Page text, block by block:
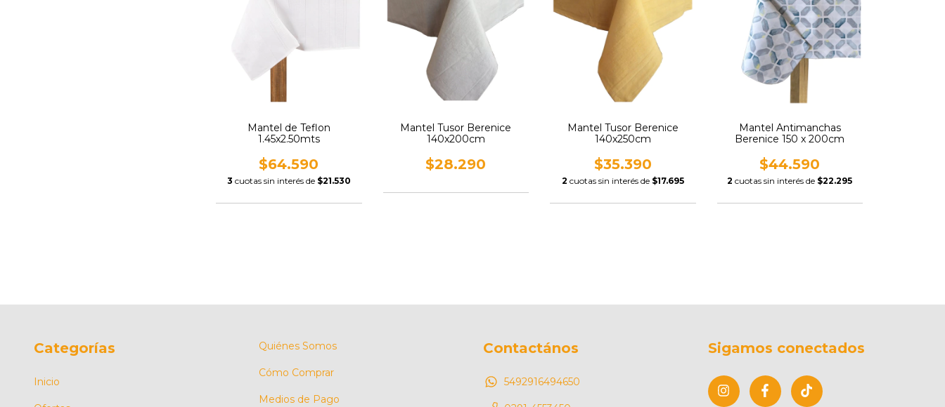
Mantel de Teflon
1.45x2.50mts
$64.590
3 cuotas sin interés de $21.530
Mantel Tusor Berenice
140x200cm
$28.290
Mantel Tusor Berenice
140x250cm
$35.390
2 cuotas sin interés de $17.695
Mantel Antimanchas
Berenice 150 x 200cm
$44.590
2 cuotas sin interés de $22.295
Categorías
Inicio
Quiénes Somos
Cómo Comprar
Medios de Pago
Contactános
5492916494650
Sigamos conectados